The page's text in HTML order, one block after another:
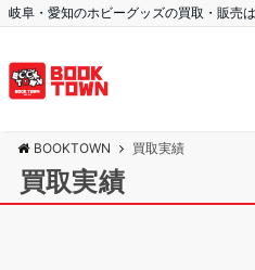
岐阜・愛知のホビーグッズの買取・販売
BOOKTOWN 買取実績
買取実績